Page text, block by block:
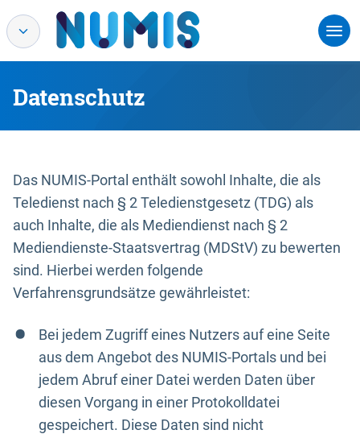
Datenschutz
Das NUMIS-Portal enthält sowohl Inhalte, die als
Teledienst nach § 2 Teledienstgesetz (TDG) als
auch Inhalte, die als Mediendienst nach § 2
Mediendienste-Staatsvertrag (MDStV) zu bewerten
sind. Hierbei werden folgende
Verfahrensgrundsätze gewährleistet:
Bei jedem Zugriff eines Nutzers auf eine Seite
aus dem Angebot des NUMIS-Portals und bei
jedem Abruf einer Datei werden Daten über
diesen Vorgang in einer Protokolldatei
gespeichert. Diese Daten sind nicht